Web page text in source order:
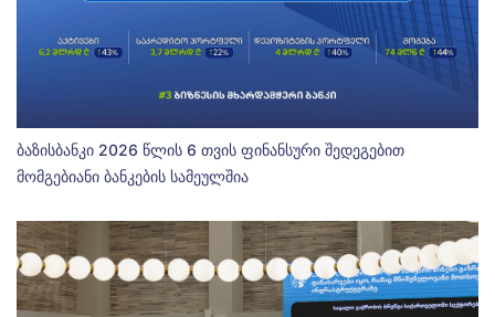
ბაზისბანკი 2026 წლის 6 თვის ფინანსური შედეგებით
მომგებიანი ბანკების სამეულშია